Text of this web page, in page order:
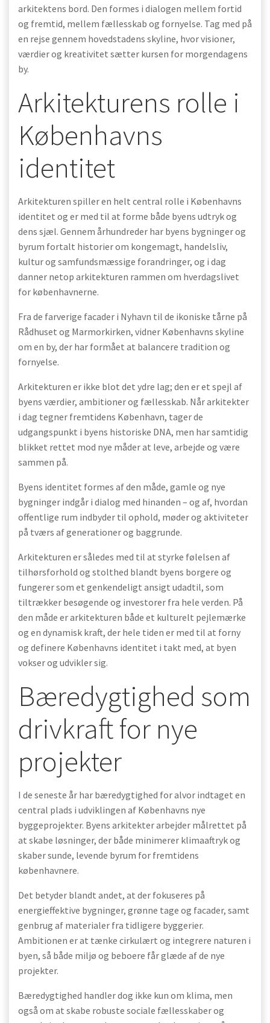
arkitektens bord. Den formes i dialogen mellem fortid
og fremtid, mellem fællesskab og fornyelse. Tag med på
en rejse gennem hovedstadens skyline, hvor visioner,
værdier og kreativitet sætter kursen for morgendagens
by.
Arkitekturens rolle i
Københavns
identitet
Arkitekturen spiller en helt central rolle i Københavns
identitet og er med til at forme både byens udtryk og
dens sjæl. Gennem århundreder har byens bygninger og
byrum fortalt historier om kongemagt, handelsliv,
kultur og samfundsmæssige forandringer, og i dag
danner netop arkitekturen rammen om hverdagslivet
for københavnerne.
Fra de farverige facader i Nyhavn til de ikoniske tårne på
Rådhuset og Marmorkirken, vidner Københavns skyline
om en by, der har formået at balancere tradition og
fornyelse.
Arkitekturen er ikke blot det ydre lag; den er et spejl af
byens værdier, ambitioner og fællesskab. Når arkitekter
i dag tegner fremtidens København, tager de
udgangspunkt i byens historiske DNA, men har samtidig
blikket rettet mod nye måder at leve, arbejde og være
sammen på.
Byens identitet formes af den måde, gamle og nye
bygninger indgår i dialog med hinanden – og af, hvordan
offentlige rum indbyder til ophold, møder og aktiviteter
på tværs af generationer og baggrunde.
Arkitekturen er således med til at styrke følelsen af
tilhørsforhold og stolthed blandt byens borgere og
fungerer som et genkendeligt ansigt udadtil, som
tiltrækker besøgende og investorer fra hele verden. På
den måde er arkitekturen både et kulturelt pejlemærke
og en dynamisk kraft, der hele tiden er med til at forny
og definere Københavns identitet i takt med, at byen
vokser og udvikler sig.
Bæredygtighed som
drivkraft for nye
projekter
I de seneste år har bæredygtighed for alvor indtaget en
central plads i udviklingen af Københavns nye
byggeprojekter. Byens arkitekter arbejder målrettet på
at skabe løsninger, der både minimerer klimaaftryk og
skaber sunde, levende byrum for fremtidens
københavnere.
Det betyder blandt andet, at der fokuseres på
energieffektive bygninger, grønne tage og facader, samt
genbrug af materialer fra tidligere byggerier.
Ambitionen er at tænke cirkulært og integrere naturen i
byen, så både miljø og beboere får glæde af de nye
projekter.
Bæredygtighed handler dog ikke kun om klima, men
også om at skabe robuste sociale fællesskaber og